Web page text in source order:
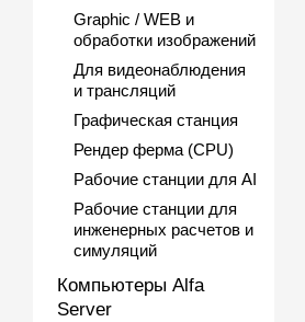
Graphic / WEB и
обработки изображений
Для видеонаблюдения
и трансляций
Графическая станция
Рендер ферма (CPU)
Рабочие станции для AI
Рабочие станции для
инженерных расчетов и
симуляций
Компьютеры Alfa
Server